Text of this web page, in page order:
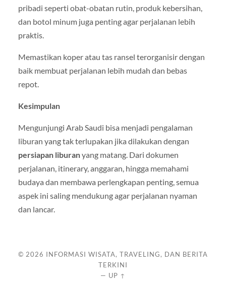
pribadi seperti obat-obatan rutin, produk kebersihan,
dan botol minum juga penting agar perjalanan lebih
praktis.
Memastikan koper atau tas ransel terorganisir dengan
baik membuat perjalanan lebih mudah dan bebas
repot.
Kesimpulan
Mengunjungi Arab Saudi bisa menjadi pengalaman
liburan yang tak terlupakan jika dilakukan dengan
persiapan liburanyang matang. Dari dokumen
perjalanan, itinerary, anggaran, hingga memahami
budaya dan membawa perlengkapan penting, semua
aspek ini saling mendukung agar perjalanan nyaman
dan lancar.
© 2026 INFORMASI WISATA, TRAVELING, DAN BERITA
TERKINI
— UP ↑